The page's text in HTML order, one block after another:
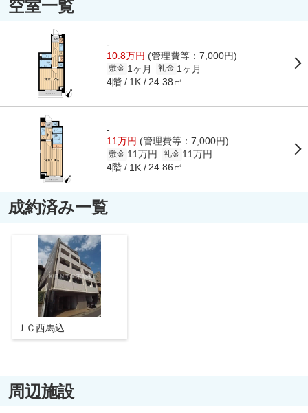
空室一覧
-
10.8万円 (管理費等：7,000円)
敷金 1ヶ月 礼金 1ヶ月
4階 1K 24.38㎡
-
11万円 (管理費等：7,000円)
敷金 11万円 礼金 11万円
4階 1K 24.86㎡
成約済み一覧
ＪＣ西馬込
周辺施設